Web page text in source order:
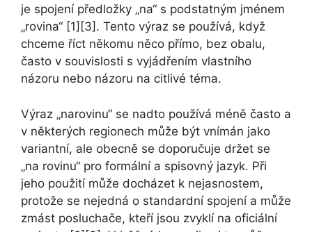
je spojení předložky „na“ s podstatným jménem
„rovina“ [1][3]. Tento výraz se používá, když
chceme říct někomu něco přímo, bez obalu,
často v souvislosti s vyjádřením vlastního
názoru nebo názoru na citlivé téma.
Výraz „narovinu“ se nadto používá méně často a
v některých regionech může být vnímán jako
variantní, ale obecně se doporučuje držet se
„na rovinu“ pro formální a spisovný jazyk. Při
jeho použití může docházet k nejasnostem,
protože se nejedná o standardní spojení a může
zmást posluchače, kteří jsou zvyklí na oficiální